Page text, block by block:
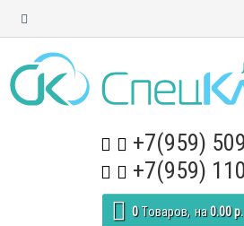
+7(959)
+7(959)
0 Tоваров, на0.00 р.